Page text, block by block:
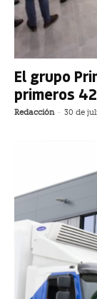
El grupo
primeros
Redacción - 30 de